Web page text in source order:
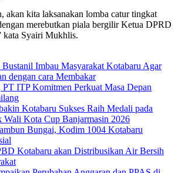
akan kita laksanakan lomba catur tingkat
merebutkan piala bergilir Ketua DPRD
kata Syairi Mukhlis.
Imbau Masyarakat Kotabaru Agar
dengan cara Membakar
ITP Komitmen Perkuat Masa Depan
Kotabaru Sukses Raih Medali pada
Wali Kota Cup Banjarmasin 2026
Bungai, Kodim 1004 Kotabaru
Kotabaru akan Distribusikan Air Bersih